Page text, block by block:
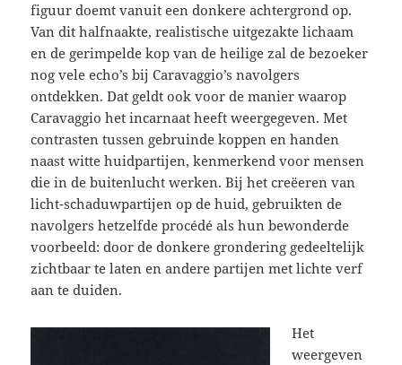
figuur doemt vanuit een donkere achtergrond op.
Van dit halfnaakte, realistische uitgezakte lichaam
en de gerimpelde kop van de heilige zal de bezoeker
nog vele echo’s bij Caravaggio’s navolgers
ontdekken. Dat geldt ook voor de manier waarop
Caravaggio het incarnaat heeft weergegeven. Met
contrasten tussen gebruinde koppen en handen
naast witte huidpartijen, kenmerkend voor mensen
die in de buitenlucht werken. Bij het creëeren van
licht-schaduwpartijen op de huid, gebruikten de
navolgers hetzelfde procédé als hun bewonderde
voorbeeld: door de donkere grondering gedeeltelijk
zichtbaar te laten en andere partijen met lichte verf
aan te duiden.
Het
weergeven